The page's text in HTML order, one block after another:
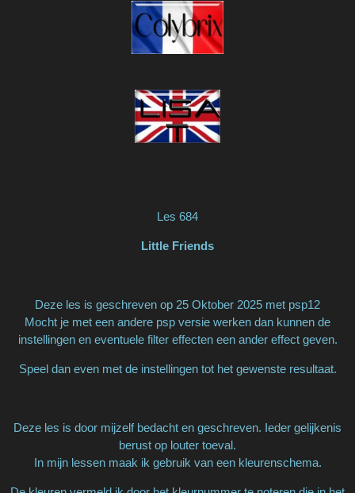
Les 684
Little Friends
Deze les is geschreven op 25 Oktober 2025 met psp12
Mocht je met een andere psp versie werken dan kunnen de
instellingen en eventuele filter effecten een ander effect geven.
Speel dan even met de instellingen tot het gewenste resultaat.
Deze les is door mijzelf bedacht en geschreven. Ieder gelijkenis
berust op louter toeval.
In mijn lessen maak ik gebruik van een kleurenschema.